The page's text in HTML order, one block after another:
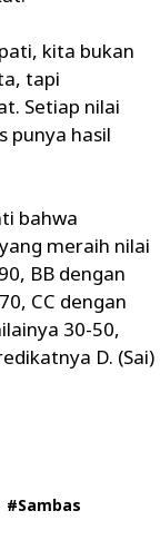
kita bukan
tapi
Setiap nilai
punya hasil
bahwa
meraih nilai
BB dengan
CC dengan
30-50,
D. (Sai)
#Sambas